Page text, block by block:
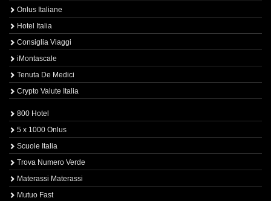
Onlus Italiane
Hotel Italia
Consiglia Viaggi
iMontascale
Tenuta De Medici
Crypto Valute Italia
800 Hotel
5 x 1000 Onlus
Scuole Italia
Trova Numero Verde
Materassi Materassi
Mutuo Fast